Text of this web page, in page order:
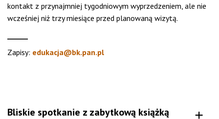
kontakt z przynajmniej tygodniowym wyprzedzeniem, ale nie
wcześniej niż trzy miesiące przed planowaną wizytą.
Zapisy: edukacja@bk.pan.pl
Bliskie spotkanie z zabytkową książką